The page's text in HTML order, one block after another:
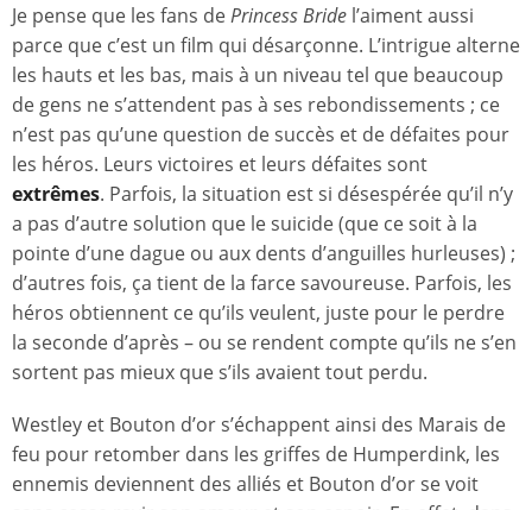
Je pense que les fans dePrincess Bride l’aiment aussi
parce que c’est un film qui désarçonne. L’intrigue alterne
les hauts et les bas, mais à un niveau tel que beaucoup
de gens ne s’attendent pas à ses rebondissements ; ce
n’est pas qu’une question de succès et de défaites pour
les héros. Leurs victoires et leurs défaites sont
extrêmes. Parfois, la situation est si désespérée qu’il n’y
a pas d’autre solution que le suicide (que ce soit à la
pointe d’une dague ou aux dents d’anguilles hurleuses) ;
d’autres fois, ça tient de la farce savoureuse. Parfois, les
héros obtiennent ce qu’ils veulent, juste pour le perdre
la seconde d’après – ou se rendent compte qu’ils ne s’en
sortent pas mieux que s’ils avaient tout perdu.
Westley et Bouton d’or s’échappent ainsi des Marais de
feu pour retomber dans les griffes de Humperdink, les
ennemis deviennent des alliés et Bouton d’or se voit